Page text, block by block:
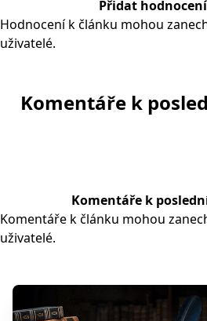
Přidat
Hodnocení k článku mohou
uživatelé.
Komentáře k
Komentáře k
Komentáře k článku mohou
uživatelé.